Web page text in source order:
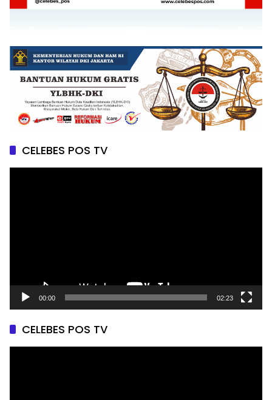
CELEBES POS TV
00:00 02:23
CELEBES POS TV